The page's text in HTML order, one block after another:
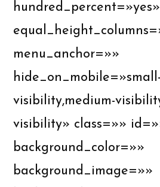
hundred_percent=»yes»
menu_anchor=»»
hide_on_mobile=»small-
visibility,medium-
visibility» class=»»
background_color=»»
background_image=»»